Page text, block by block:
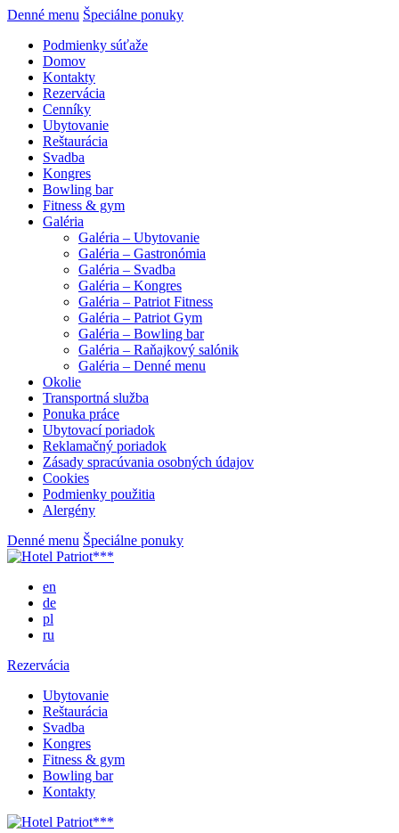
Denné menu Špeciálne ponuky
Podmienky súťaže
Domov
Kontakty
Rezervácia
Cenníky
Ubytovanie
Reštaurácia
Svadba
Kongres
Bowling bar
Fitness & gym
Galéria
Galéria – Ubytovanie
Galéria – Gastronómia
Galéria – Svadba
Galéria – Kongres
Galéria – Patriot Fitness
Galéria – Patriot Gym
Galéria – Bowling bar
Galéria – Raňajkový salónik
Galéria – Denné menu
Okolie
Transportná služba
Ponuka práce
Ubytovací poriadok
Reklamačný poriadok
Zásady spracúvania osobných údajov
Cookies
Podmienky použitia
Alergény
Denné menu Špeciálne ponuky
en
de
pl
ru
Rezervácia
Ubytovanie
Reštaurácia
Svadba
Kongres
Fitness & gym
Bowling bar
Kontakty